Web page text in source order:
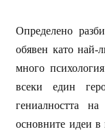
Определено
обявен като
много
всеки един
гениалността
основните идеи в